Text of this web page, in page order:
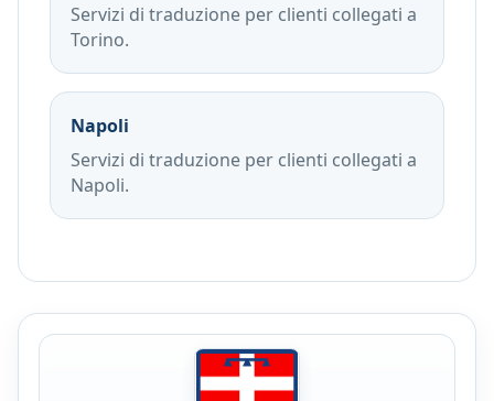
Servizi di traduzione per clienti collegati a
Torino.
Napoli
Servizi di traduzione per clienti collegati a
Napoli.